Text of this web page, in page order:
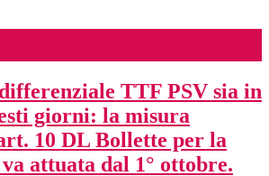
TTF PSV sia in
giorni: la misura
10 DL Bollette per la
attuata dal 1° ottobre.